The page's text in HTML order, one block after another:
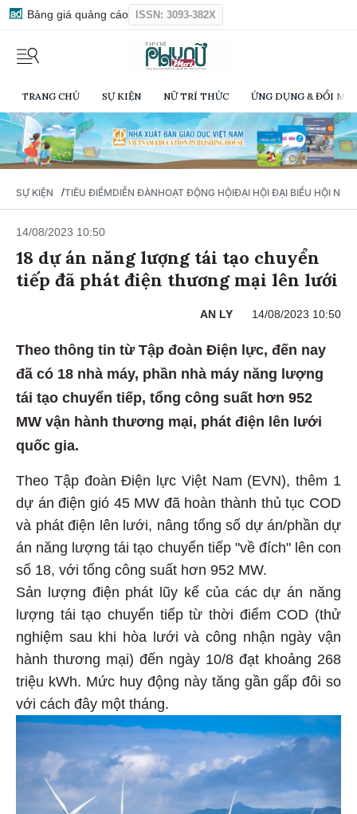
Bảng giá quảng cáo ISSN: 3093-382X
TRANG CHỦ SỰ KIỆN NỮ TRÍ THỨC ỨNG DỤNG & ĐỔI
SỰ KIỆN / TIÊU ĐIỂMDIỄN ĐÀNHOẠT ĐỘNG HỘIĐẠI HỘI ĐẠI BIỂU HỘI NỮ
14/08/2023 10:50
18 dự án năng lượng tái tạo chuyển
tiếp đã phát điện thương mại lên lưới
AN LY 14/08/2023 10:50
Theo thông tin từ Tập đoàn Điện lực, đến nay
đã có 18 nhà máy, phần nhà máy năng lượng
tái tạo chuyển tiếp, tổng công suất hơn 952
MW vận hành thương mại, phát điện lên lưới
quốc gia.
Theo Tập đoàn Điện lực Việt Nam (EVN), thêm 1
dự án điện gió 45 MW đã hoàn thành thủ tục COD
và phát điện lên lưới, nâng tổng số dự án/phần dự
án năng lượng tái tạo chuyển tiếp "về đích" lên con
số 18, với tổng công suất hơn 952 MW.
Sản lượng điện phát lũy kế của các dự án năng
lượng tái tạo chuyển tiếp từ thời điểm COD (thử
nghiệm sau khi hòa lưới và công nhận ngày vận
hành thương mại) đến ngày 10/8 đạt khoảng 268
triệu kWh. Mức huy động này tăng gần gấp đôi so
với cách đây một tháng.